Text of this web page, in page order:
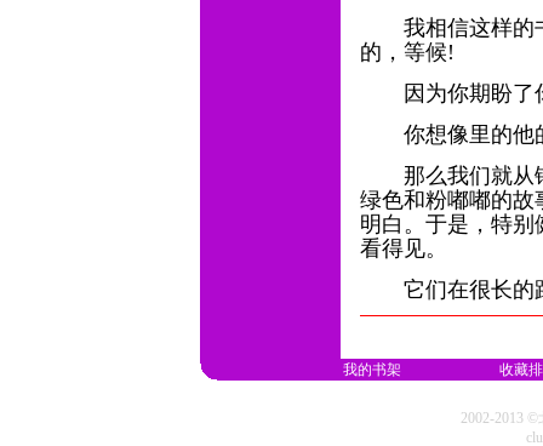
我相信这样的书
的，等候!
因为你期盼了
你想像里的他的
那么我们就从铺
绿色和粉嘟嘟的故
明白。于是，特
看得见。
它们在很长的路
我的书架 收藏
2002-2013